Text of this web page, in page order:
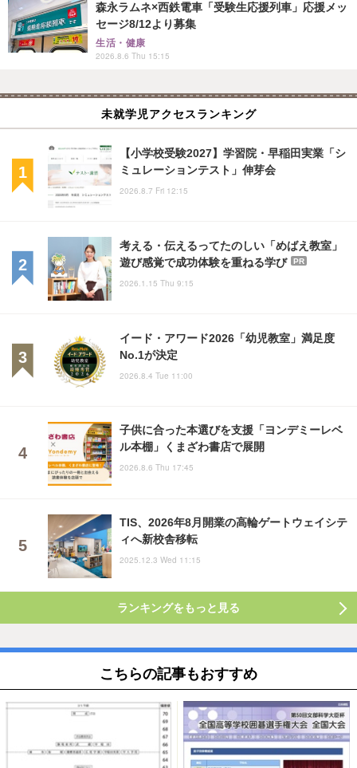
森永ラムネ×西鉄電車「受験生応援列車」応援メッ
セージ8/12より募集
生活・健康
2026.8.6 Thu 15:15
未就学児アクセスランキング
【小学校受験2027】学習院・早稲田実業「シ
ミュレーションテスト」伸芽会
2026.8.7 Fri 12:15
考える・伝えるってたのしい「めばえ教室」
遊び感覚で成功体験を重ねる学び
PR
2026.1.15 Thu 9:15
イード・アワード2026「幼児教室」満足度
No.1が決定
2026.8.4 Tue 11:00
子供に合った本選びを支援「ヨンデミーレベ
ル本棚」くまざわ書店で展開
2026.8.6 Thu 17:45
TIS、2026年8月開業の高輪ゲートウェイシテ
ィへ新校舎移転
2025.12.3 Wed 11:15
ランキングをもっと見る
こちらの記事もおすすめ